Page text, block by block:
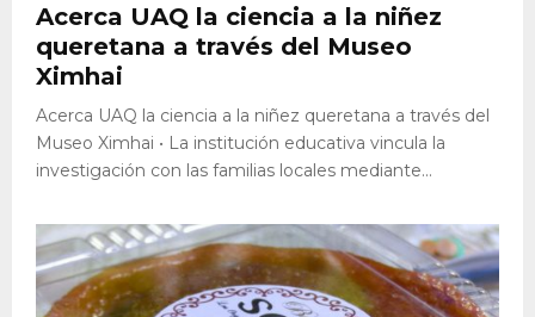
Acerca UAQ la ciencia a la niñez
queretana a través del Museo
Ximhai
Acerca UAQ la ciencia a la niñez queretana a través del
Museo Ximhai • La institución educativa vincula la
investigación con las familias locales mediante...